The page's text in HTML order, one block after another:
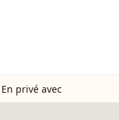
En privé avec